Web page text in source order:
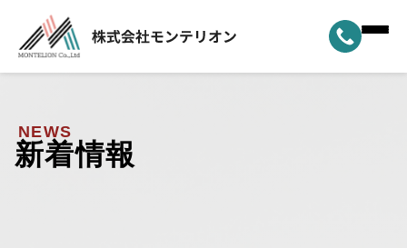
ホーム
選ばれる理由
NEWS
新着情報